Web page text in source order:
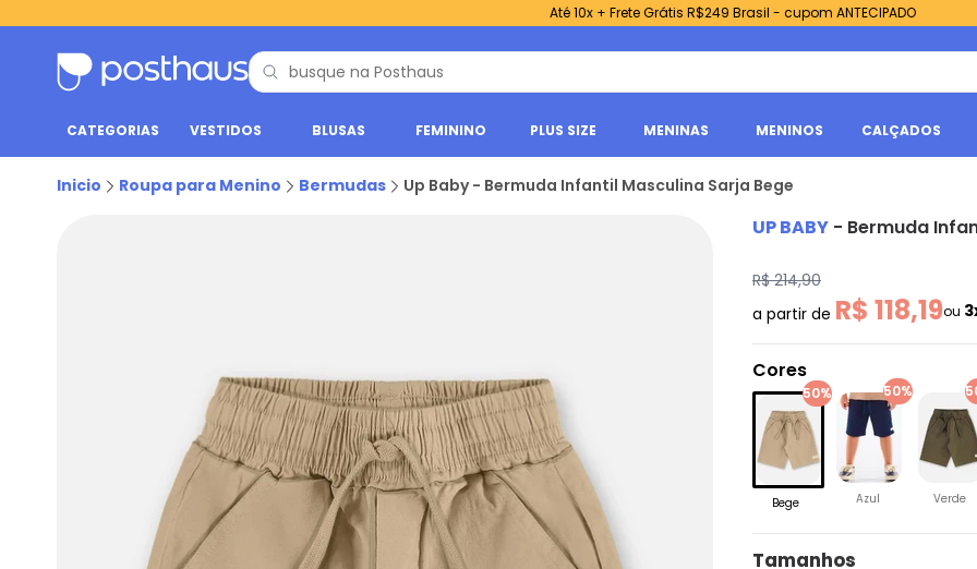
Até 10x + Frete Grátis R$249 Brasil - cupom ANTECIPADO
CATEGORIAS VESTIDOS BLUSAS FEMININO PLUS SIZE MENINAS MENINOS CALÇADOS
Inicio Roupa para Menino Bermudas Up Baby - Bermuda Infantil Masculina Sarja Bege
UP BABY - Bermuda
R$ 214,90
a partir de R$ 118,19ou
Cores
50%
Bege
50%
Azul Verde
Tamanhos